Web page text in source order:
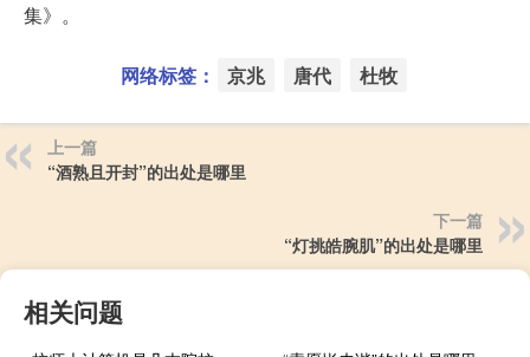
集》。
网络标签： 京兆 唐代 杜牧
上一篇
“酒熟且开封”的出处是哪里
下一篇
“灯挑皓腕肌”的出处是哪里
相关问题